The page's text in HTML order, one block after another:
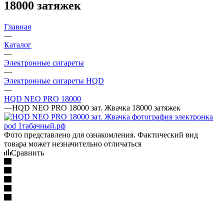
18000 затяжек
Главная
—
Каталог
—
Электронные сигареты
—
Электронные сигареты HQD
—
HQD NEO PRO 18000
—HQD NEO PRO 18000 зат. Жвачка 18000 затяжек
Фото представлено для ознакомления. Фактический вид
товара может незначительно отличаться
Сравнить